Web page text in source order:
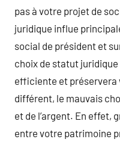
pas à votre projet de
juridique influe
social de président et
choix de statut
efficiente et préservera
différent, le mauvais
et de l’argent. En effet,
entre votre patrimoine